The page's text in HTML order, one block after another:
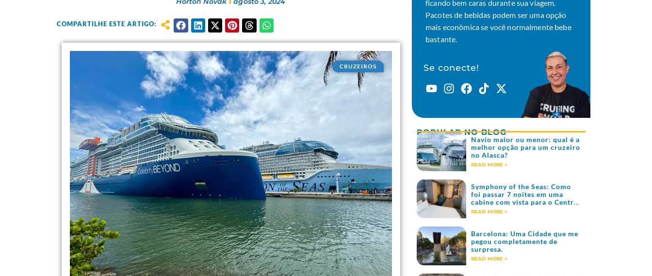
COMPARTILHE ESTE ARTIGO:
CRUZEIROS
ficando bem caras durante sua viagem.
Pacotes de bebidas podem ser uma opção
mais econômica se você normalmente bebe
bastante.
Se conecte!
POPULAR NO BLOG
Navio maior ou menor: qual é a
melhor opção para um cruzeiro
no Alasca?
READ MORE >
Symphony of the Seas: Como
foi passar 7 noites em uma
cabine com vista para o Central
Park em um dos populares
READ MORE >
Barcelona: Uma Cidade que me
pegou completamente de
surpresa.
READ MORE >